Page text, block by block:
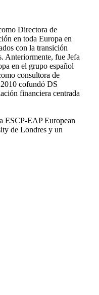
Directora de
en toda Europa en
con la transición
Anteriormente, fue Jefa
en el grupo español
consultora de
cofundó DS
financiera centrada
ESCP-EAP European
de Londres y un